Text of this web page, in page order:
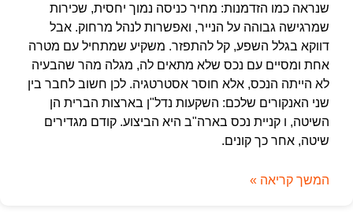
שנראה כמו הזדמנות: מחיר כניסה נמוך יחסית, שכירות
שמרגישה גבוהה על הנייר, ואפשרות לנהל מרחוק. אבל
דווקא בגלל השפע, קל להתפזר. משקיע שמתחיל עם מטרה
אחת ומסיים עם נכס שלא מתאים לה, מגלה מהר שהבעיה
לא הייתה הנכס, אלא חוסר אסטרטגיה. לכן חשוב לחבר בין
שני האנקורים שלכם: השקעות נדל"ן בארצות הברית הן
השיטה, ו קניית נכס בארה"ב היא הביצוע. קודם מגדירים
שיטה, אחר כך קונים.
המשך קריאה »